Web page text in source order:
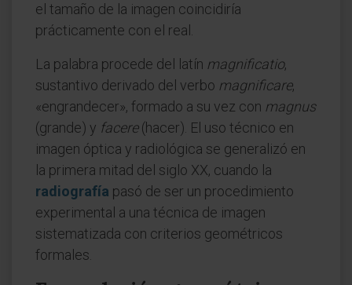
el tamaño de la imagen coincidiría
prácticamente con el real.
La palabra procede del latín magnificatio,
sustantivo derivado del verbo magnificare,
«engrandecer», formado a su vez con magnus
(grande) y facere(hacer). El uso técnico en
imagen óptica y radiológica se generalizó en
la primera mitad del siglo XX, cuando la
radiografía pasó de ser un procedimiento
experimental a una técnica de imagen
sistematizada con criterios geométricos
formales.